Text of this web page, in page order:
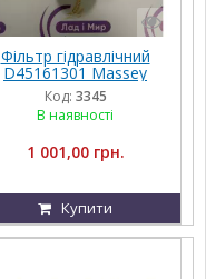
Фільтр гідравлічний
D45161301 Massey
Ferguson
Код: 3345
В наявності
1 001,00 грн.
Купити